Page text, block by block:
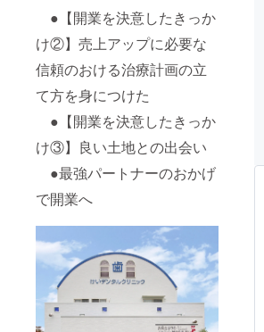
●【開業を決意したきっか
け②】売上アップに必要な
信頼のおける治療計画の立
て方を身につけた
●【開業を決意したきっか
け③】良い土地との出会い
●最強パートナーのおかげ
で開業へ